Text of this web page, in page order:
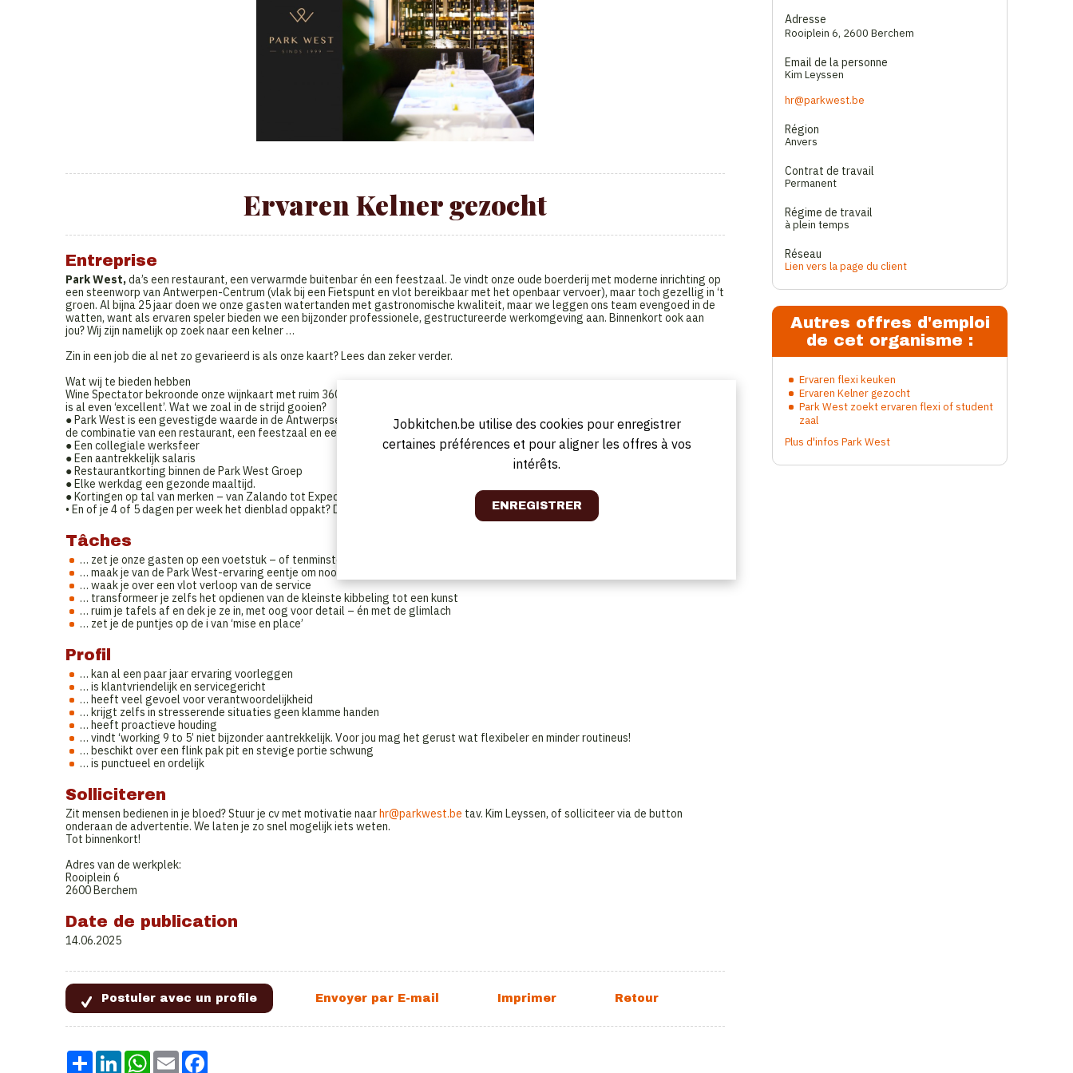
Ervaren Kelner gezocht
Entreprise
Park West,da’s een restaurant, een verwarmde buitenbar én een feestzaal. Je vindt onze oude boerderij met moderne inrichting op
een steenworp van Antwerpen-Centrum (vlak bij een Fietspunt en vlot bereikbaar met het openbaar vervoer), maar toch gezellig in ‘t
groen. Al bijna 25 jaar doen we onze gasten watertanden met gastronomische kwaliteit, maar we leggen ons team evengoed in de
watten, want als ervaren speler bieden we een bijzonder professionele, gestructureerde werkomgeving aan. Binnenkort ook aan
jou? Wij zijn namelijk op zoek naar een kelner …
Zin in een job die al net zo gevarieerd is als onze kaart? Lees dan zeker verder.
Wat wij te bieden hebben
Wine Spectator bekroonde onze wijnkaart met ruim 360 referenties onlangs met ‘The Award of Excellence’, en onze werkomgeving
is al even ‘excellent’. Wat we zoal in de strijd gooien?
● Park West is een gevestigde waarde in de Antwerpse horeca; een stabiele werkgever die tegelijk veel afwisseling biedt, dankzij
de combinatie van een restaurant, een feestzaal en een overdekte buitenbar
● Een collegiale werksfeer
● Een aantrekkelijk salaris
● Restaurantkorting binnen de Park West Groep
● Elke werkdag een gezonde maaltijd.
● Kortingen op tal van merken – van Zalando tot Expedia en van Philips tot de Efteling – via Benefits at Work
• En of je 4 of 5 dagen per week het dienblad oppakt? Dat kies je zelf.
Tâches
… zet je onze gasten op een voetstuk – of tenminste op de eerste plaats
… maak je van de Park West-ervaring eentje om nooit meer te vergeten (in de goeie zin, natuurlijk)
… waak je over een vlot verloop van de service
… transformeer je zelfs het opdienen van de kleinste kibbeling tot een kunst
… ruim je tafels af en dek je ze in, met oog voor detail – én met de glimlach
… zet je de puntjes op de i van ‘mise en place’
Profil
… kan al een paar jaar ervaring voorleggen
… is klantvriendelijk en servicegericht
… heeft veel gevoel voor verantwoordelijkheid
… krijgt zelfs in stresserende situaties geen klamme handen
… heeft proactieve houding
… vindt ‘working 9 to 5’ niet bijzonder aantrekkelijk. Voor jou mag het gerust wat flexibeler en minder routineus!
… beschikt over een flink pak pit en stevige portie schwung
… is punctueel en ordelijk
Solliciteren
Zit mensen bedienen in je bloed? Stuur je cv met motivatie naarhr@parkwest.be tav. Kim Leyssen, of solliciteer via de button
onderaan de advertentie. We laten je zo snel mogelijk iets weten.
Tot binnenkort!
Adres van de werkplek:
Rooiplein 6
2600 Berchem
Date de publication
14.06.2025
Share LinkedInWhatsApp
Email
Adresse
Rooiplein 6, 2600 Berchem
Email de la personne
Kim Leyssen
hr@parkwest.be
Région
Anvers
Contrat de travail
Permanent
Régime de travail
à plein temps
Réseau
Lien vers la page du client
Autres offres d'emploi
de cet organisme :
Ervaren flexi keuken
Ervaren Kelner gezocht
Park West zoekt ervaren flexi of student
zaal
Plus d'infos Park West
Jobkitchen.be utilise des cookies pour enregistrer
certaines préférences et pour aligner les offres à vos
intérêts.